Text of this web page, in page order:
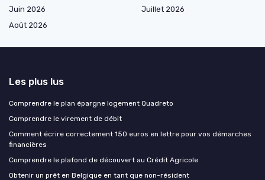
Juin 2026
Juillet 2026
Août 2026
Les plus lus
Comprendre le plan épargne logement Quadreto
Comprendre le virement de débit
Comment écrire correctement 150 euros en lettre pour vos démarches
financières
Comprendre le plafond de découvert au Crédit Agricole
Obtenir un prêt en Belgique en tant que non-résident